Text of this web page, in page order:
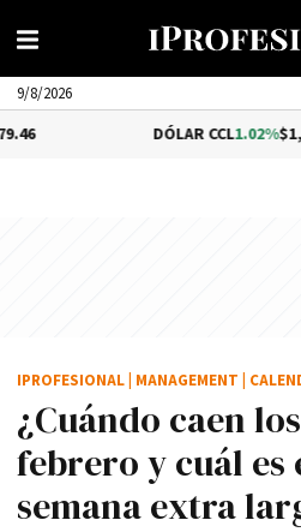
9/8/2026
1.02%$1,575.53
¿Cuándo caen
febrero y cuál es
semana extra
IPROFESIONAL MANAGEMENT